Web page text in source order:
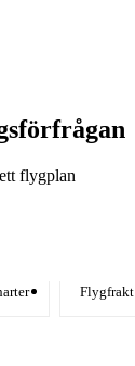
flygplan
Flygfrakt